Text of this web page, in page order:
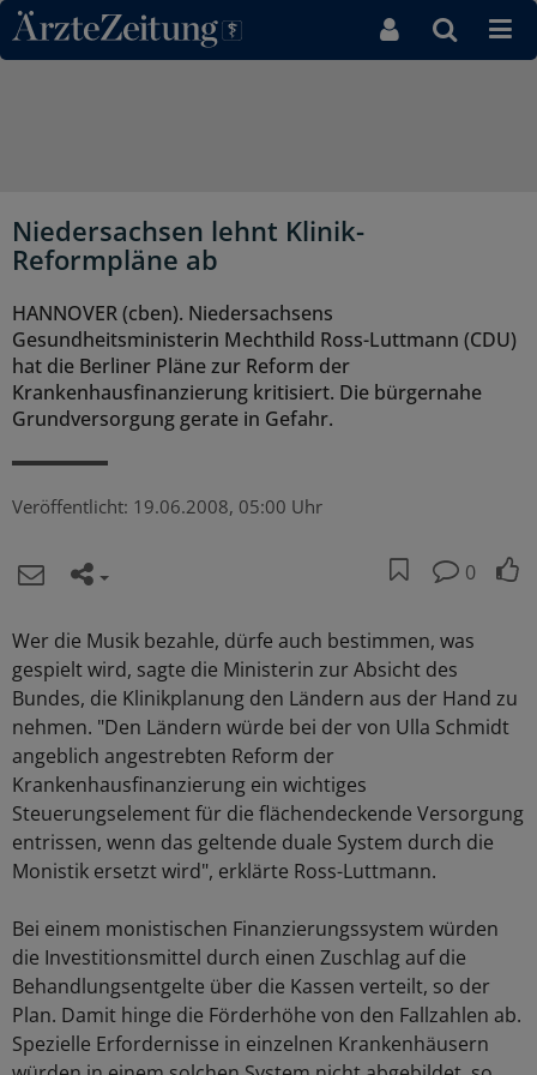
Direkt zum Inhaltsbereich
Niedersachsen lehnt Klinik-
Reformpläne ab
HANNOVER (cben). Niedersachsens
Gesundheitsministerin Mechthild Ross-Luttmann (CDU)
hat die Berliner Pläne zur Reform der
Krankenhausfinanzierung kritisiert. Die bürgernahe
Grundversorgung gerate in Gefahr.
Veröffentlicht: 19.06.2008, 05:00 Uhr
0
Wer die Musik bezahle, dürfe auch bestimmen, was
gespielt wird, sagte die Ministerin zur Absicht des
Bundes, die Klinikplanung den Ländern aus der Hand zu
nehmen. "Den Ländern würde bei der von Ulla Schmidt
angeblich angestrebten Reform der
Krankenhausfinanzierung ein wichtiges
Steuerungselement für die flächendeckende Versorgung
entrissen, wenn das geltende duale System durch die
Monistik ersetzt wird", erklärte Ross-Luttmann.
Bei einem monistischen Finanzierungssystem würden
die Investitionsmittel durch einen Zuschlag auf die
Behandlungsentgelte über die Kassen verteilt, so der
Plan. Damit hinge die Förderhöhe von den Fallzahlen ab.
Spezielle Erfordernisse in einzelnen Krankenhäusern